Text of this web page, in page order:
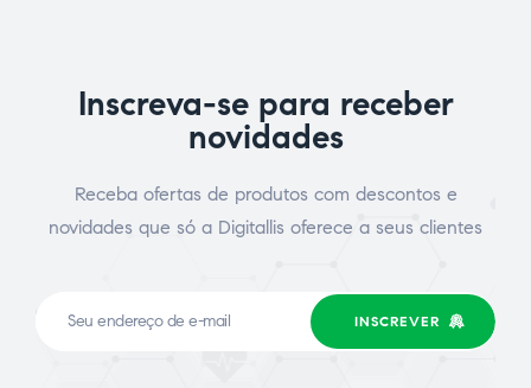
Inscreva-se para receber
novidades
Receba ofertas de produtos com descontos e
novidades que só a Digitallis oferece a seus clientes
INSCREVER